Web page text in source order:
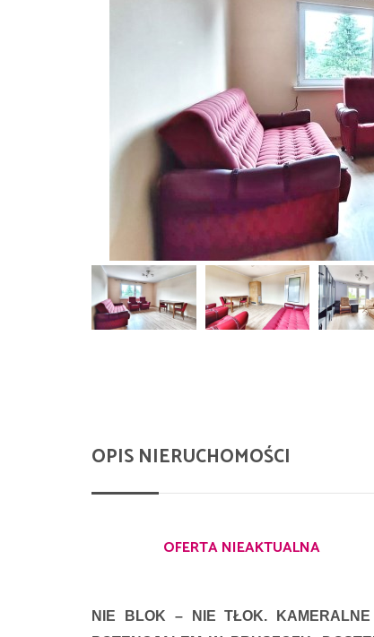
OPIS NIERUCHOMOŚCI
OFERTA NIEAKTUALNA
NIE BLOK – NIE TŁOK.